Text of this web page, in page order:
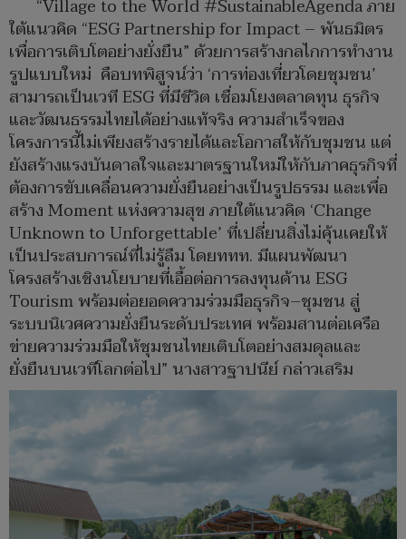
“Village to the World #SustainableAgenda ภาย
ใต้แนวคิด “ESG Partnership for Impact – พันธมิตร
เพื่อการเติบโตอย่างยั่งยืน” ด้วยการสร้างกลไกการทำงาน
รูปแบบใหม่ คือบทพิสูจน์ว่า ‘การท่องเที่ยวโดยชุมชน’
สามารถเป็นเวที ESG ที่มีชีวิต เชื่อมโยงตลาดทุน ธุรกิจ
และวัฒนธรรมไทยได้อย่างแท้จริง ความสำเร็จของ
โครงการนี้ไม่เพียงสร้างรายได้และโอกาสให้กับชุมชน แต่
ยังสร้างแรงบันดาลใจและมาตรฐานใหม่ให้กับภาคธุรกิจที่
ต้องการขับเคลื่อนความยั่งยืนอย่างเป็นรูปธรรม และเพื่อ
สร้าง Moment แห่งความสุข ภายใต้แนวคิด ‘Change
Unknown to Unforgettable’ ที่เปลี่ยนสิ่งไม่คุ้นเคยให้
เป็นประสบการณ์ที่ไม่รู้ลืม โดยททท. มีแผนพัฒนา
โครงสร้างเชิงนโยบายที่เอื้อต่อการลงทุนด้าน ESG
Tourism พร้อมต่อยอดความร่วมมือธุรกิจ–ชุมชน สู่
ระบบนิเวศความยั่งยืนระดับประเทศ พร้อมสานต่อเครือ
ข่ายความร่วมมือให้ชุมชนไทยเติบโตอย่างสมดุลและ
ยั่งยืนบนเวทีโลกต่อไป” นางสาวฐาปนีย์ กล่าวเสริม